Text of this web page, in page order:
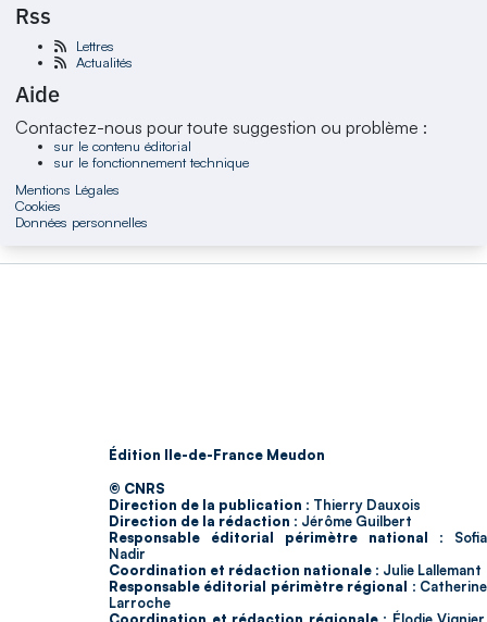
Rss
Lettres
Actualités
Aide
Contactez-nous pour toute suggestion ou problème :
sur le contenu éditorial
sur le fonctionnement technique
Mentions Légales
Cookies
Données personnelles
Édition Ile-de-France Meudon
© CNRS
Direction de la publication : Thierry Dauxois
Direction de la rédaction : Jérôme Guilbert
Responsable éditorial périmètre national : Sofia
Nadir
Coordination et rédaction nationale : Julie Lallemant
Responsable éditorial périmètre régional : Catherine
Larroche